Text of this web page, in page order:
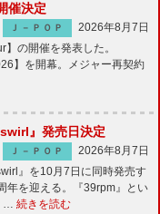
催決定
Ｊ－ＰＯＰ
2026年8月7日
】の開催を発表した。
】を開幕。メジャー再契約
』発売日決定
Ｊ－ＰＯＰ
2026年8月7日
』を10月7日に同時発売す
を迎える。『39rpm』とい
… 続きを読む